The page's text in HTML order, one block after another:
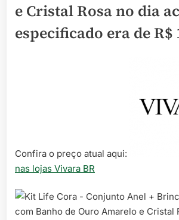
e Cristal Rosa no dia
especificado era deR$
Confira o preço atual aqui:
nas lojas Vivara BR